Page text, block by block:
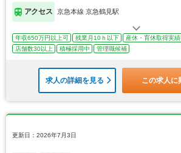
アクセス 京急本線 京急鶴見駅
年収650万円以上可 残業月10ｈ以下 産休・育休取得実績
店舗数30以上
積極採用中 管理職候補
求人の詳細を見る この求人に
更新日：2026年7月3日